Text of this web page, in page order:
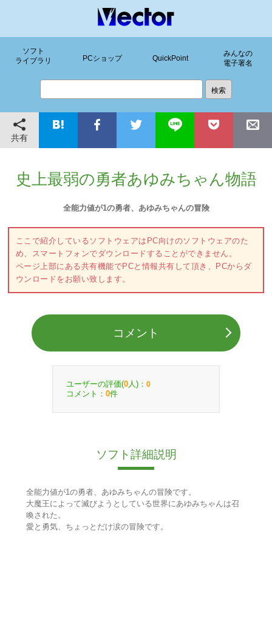
ソフト
ライブラリ
PCショップ QuickPoint
みんなの
電子署名
共有
史上最弱の勇者あゆみちゃん物語
全能力値が1の勇者、あゆみちゃんの冒険
ここで紹介しているソフトウェアはPC向けのソフトウェアのた
め、スマートフォンでダウンロードすることができません。
ページ上部にある共有機能でPCと情報共有して頂き、PCからダ
ウンロードをお願い致します。
コメント
ユーザーの評価(0 人)： 0
コメント： 0件
ソフト詳細説明
全能力値が1の勇者、あゆみちゃんの冒険です。
大魔王によって滅びようとしている世界にあゆみちゃんは召
喚された。
愛と勇気、ちょっとだけ涙の冒険です。